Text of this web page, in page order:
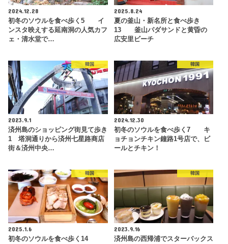
2024.12.28
初冬のソウルを食べ歩く5 イ
ンスタ映えする延南洞の人気カフ
ェ・清水堂で…
2025.8.24
夏の釜山・新名所と食べ歩き
13 釜山パダサンドと黄昏の
広安里ビーチ
韓国
2023.9.1
済州島のショッピング街見て歩き
1 塔洞通りから済州七星路商店
街＆済州中央…
韓国
2024.12.30
初冬のソウルを食べ歩く7 キ
ョチョンチキン鐘路1号店で、ビ
ールとチキン！
韓国
2025.1.6
初冬のソウルを食べ歩く14
韓国
2023.9.16
済州島の西帰浦でスターバックス